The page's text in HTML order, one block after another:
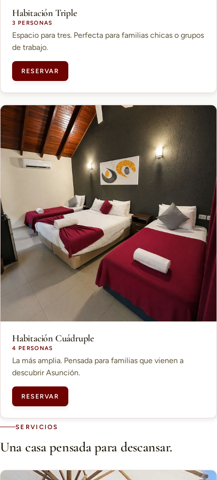
Habitación Triple
3 PERSONAS
Espacio para tres. Perfecta para familias chicas o grupos
de trabajo.
RESERVAR
Habitación Cuádruple
4 PERSONAS
La más amplia. Pensada para familias que vienen a
descubrir Asunción.
RESERVAR
SERVICIOS
Una casa pensada para descansar.